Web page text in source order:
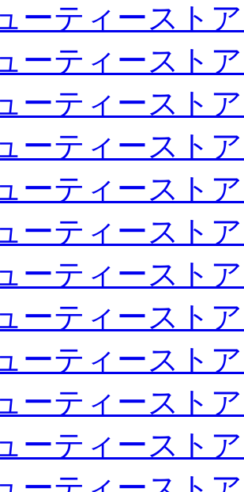
ーティースト
ーティースト
ーティースト
ーティースト
ーティースト
ーティースト
ーティースト
ーティースト
ーティースト
ーティースト
ーティースト